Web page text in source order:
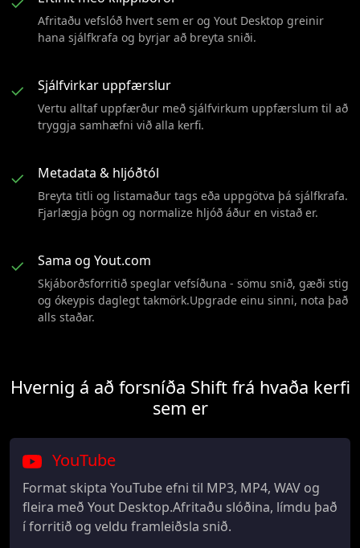
Afritaðu vefslóð hvert sem er og Yout Desktop greinir
hana sjálfkrafa og byrjar að breyta sniði.
✓ Sjálfvirkar uppfærslur
Vertu alltaf uppfærður með sjálfvirkum uppfærslum til að
tryggja samhæfni við alla kerfi.
✓ Metadata & hljóðtól
Breyta titli og listamaður tags eða uppgötva þá sjálfkrafa.
Fjarlægja þögn og normalize hljóð áður en vistað er.
✓ Sama og Yout.com
Skjáborðsforritið speglar vefsíðuna - sömu snið, gæði stig
og ókeypis daglegt takmörk.Upgrade einu sinni, nota það
alls staðar.
Hvernig á að forsníða Shift frá hvaða kerfi
sem er
YouTube
Format skipta YouTube efni til MP3, MP4, WAV og
fleira með Yout Desktop.Afritaðu slóðina, límdu það
í forritið og veldu framleiðsla snið.